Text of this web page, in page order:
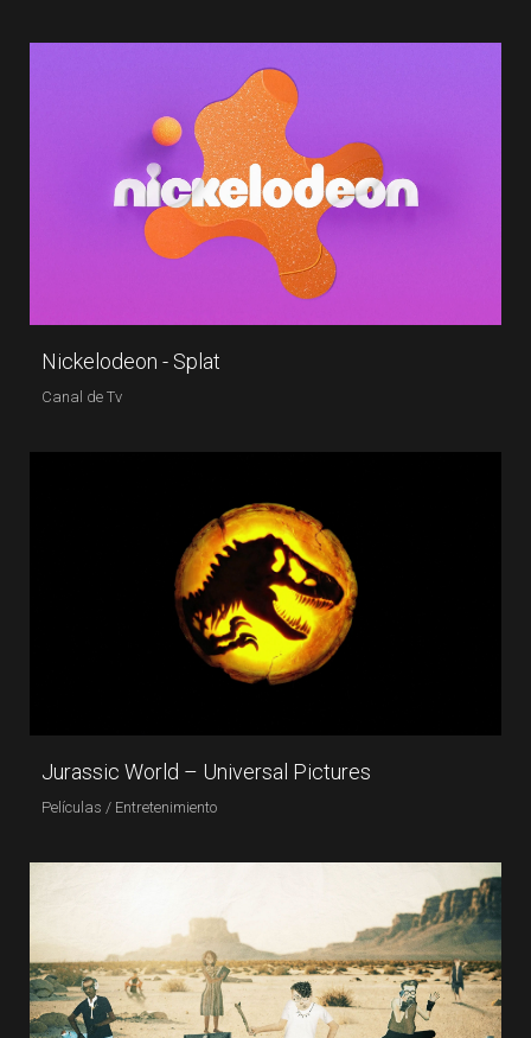
Nickelodeon - Splat
Canal de Tv
Jurassic World – Universal Pictures
Películas / Entretenimiento